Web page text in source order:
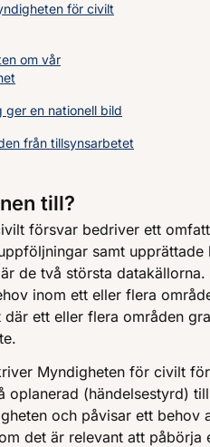
för civilt
om vår
ger en nationell bild
från tillsynsarbetet
till?
försvar bedriver ett
samt
de två största
inom ett eller flera
ett eller flera områden
Myndigheten för civilt
oplanerad (händelsestyrd)
och påvisar ett
det är relevant att påbörja